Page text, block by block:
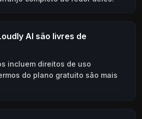
AI são livres de
incluem direitos de uso
do plano gratuito são mais